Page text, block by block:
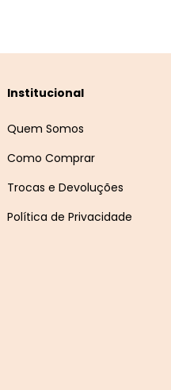
Institucional
Quem Somos
Como Comprar
Trocas e Devoluções
Política de Privacidade